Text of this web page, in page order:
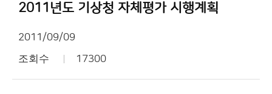
2011년도 기상청 자체평가 시행계획
2011/09/09
조회수 17300